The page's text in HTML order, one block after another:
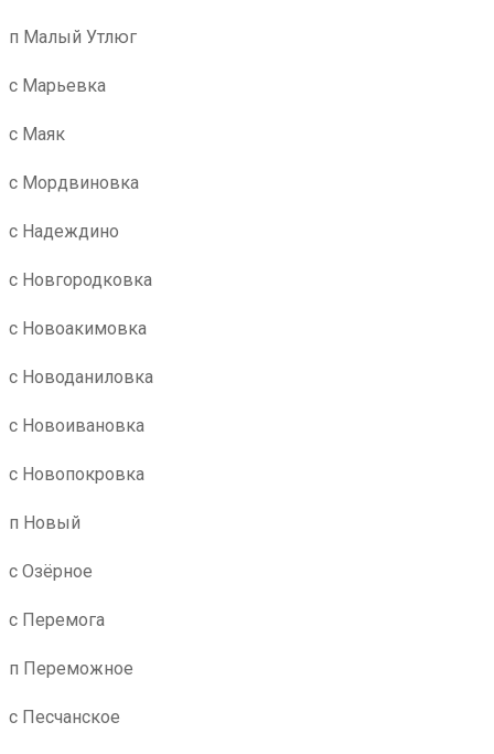
п Малый Утлюг
с Марьевка
с Маяк
с Мордвиновка
с Надеждино
с Новгородковка
с Новоакимовка
с Новоданиловка
с Новоивановка
с Новопокровка
п Новый
с Озёрное
с Перемога
п Переможное
с Песчанское